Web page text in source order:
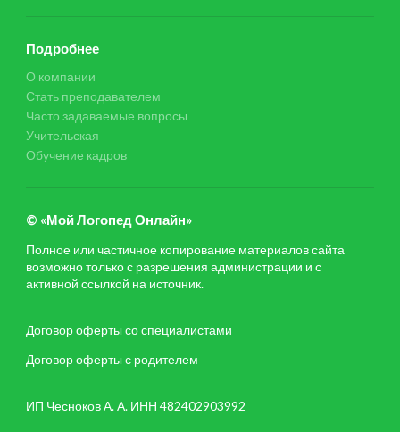
Подробнее
О компании
Стать преподавателем
Часто задаваемые вопросы
Учительская
Обучение кадров
© «Мой Логопед Онлайн»
Полное или частичное копирование материалов сайта
возможно только с разрешения администрации и с
активной ссылкой на источник.
Договор оферты со специалистами
Договор оферты с родителем
ИП Чесноков А. А. ИНН 482402903992